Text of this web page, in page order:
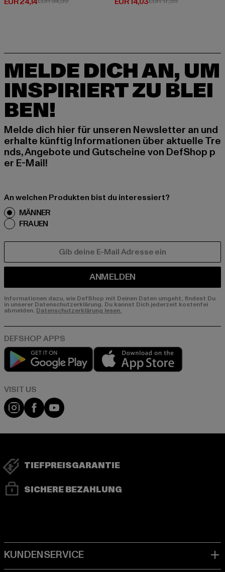
MELDE DICH AN, UM
INSPIRIERT ZU BLEI
BEN!
Melde dich hier für unseren Newsletter an und
erhalte künftig Informationen über aktuelle Tre
nds, Angebote und Gutscheine von DefShop p
er E-Mail!
An welchen Produkten bist du interessiert?
MÄNNER
FRAUEN
ANMELDEN
Informationen dazu, wie DefShop mit Deinen Daten umgeht, findest Du
in unserer Datenschutzerklärung. Du kannst Dich jederzeit kostenfei
abmelden. Datenschutzerklärung lesen.
Play market
Visit our Instagram page:
Visit our Facebook page:
Visit our YouTube channel:
TIEFPREISGARANTIE
SICHERE BEZAHLUNG